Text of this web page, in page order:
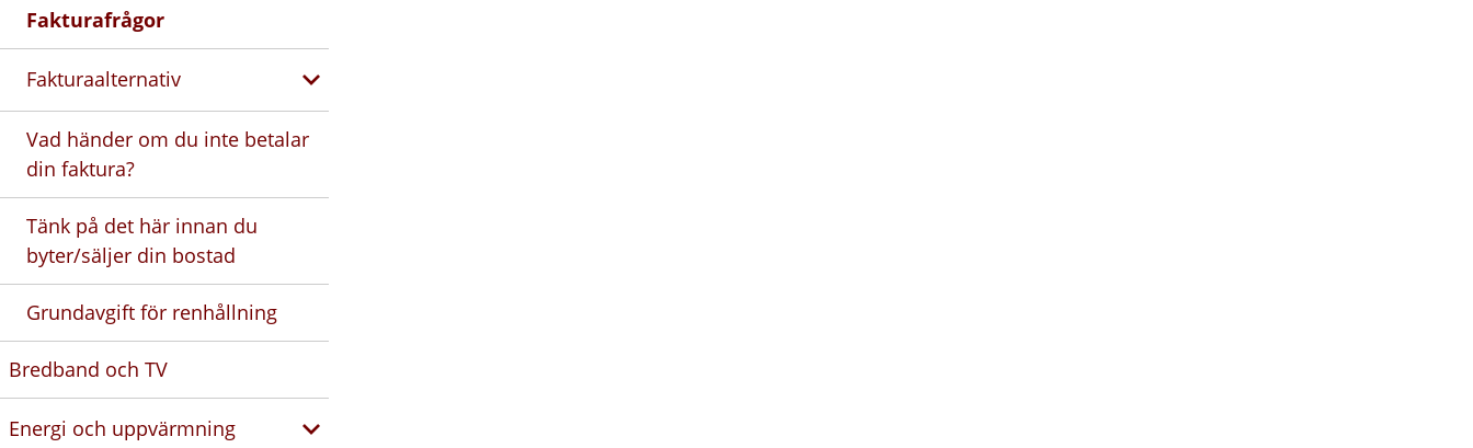
Fakturafrågor
Fakturaalternativ
Vad händer om du inte betalar
din faktura?
Tänk på det här innan du
byter/säljer din bostad
Grundavgift för renhållning
Bredband och TV
Energi och uppvärmning